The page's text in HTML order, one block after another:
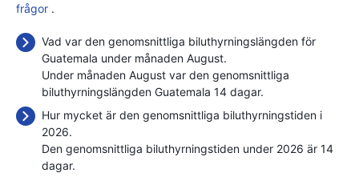
frågor .
Vad var den genomsnittliga biluthyrningslängden för
Guatemala under månaden August.
Under månaden August var den genomsnittliga
biluthyrningslängden Guatemala 14 dagar.
Hur mycket är den genomsnittliga biluthyrningstiden i
2026.
Den genomsnittliga biluthyrningstiden under 2026 är 14
dagar.